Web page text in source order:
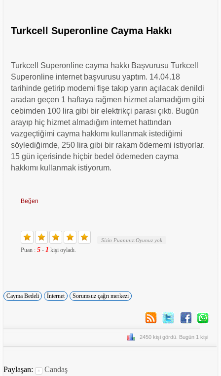
Turkcell Superonline Cayma Hakkı
Turkcell Superonline cayma hakkı Başvurusu Turkcell
Superonline internet başvurusu yaptım. 14.04.18
tarihinde getirip modemi fişe takıp yarın açılacak denildi
aradan geçen 1 haftaya rağmen hizmet alamadığım gibi
cebimden 100 lira gibi bir elektrikçi parası çıktı. Bugün
arayıp hiç hizmet almadığım internet hattından
vazgeçtiğimi cayma hakkımı kullanmak istediğimi
söylediğimde, 250 lira gibi bir rakam ödememi istiyorlar.
15 gün içerisinde hiçbir bedel ödemeden cayma
hakkımı kullanmak istiyorum.
Beğen
Sizin Puanınız:Oyunuz yok
Puan : 5- 1 kişi oyladı.
Cayma Bedeli İnternet Sorumsuz çağrı merkezi
2450 kişi gördü. Bugün 1 kişi
Paylaşan:
Candaş